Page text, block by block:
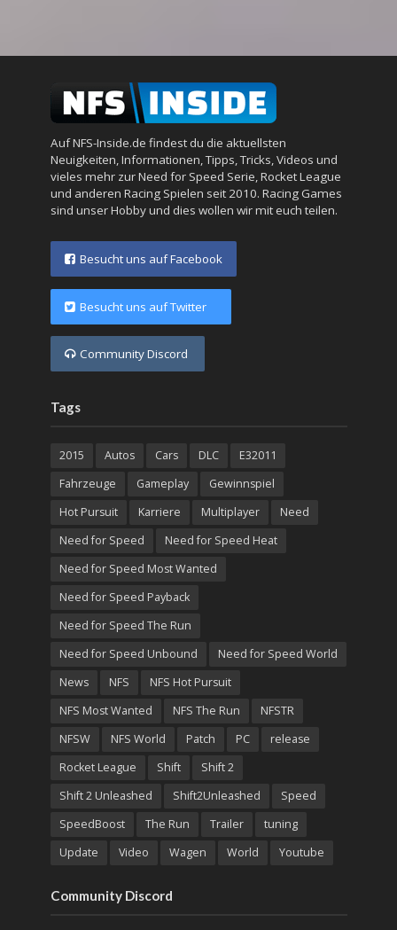
Auf NFS-Inside.de findest du die aktuellsten
Neuigkeiten, Informationen, Tipps, Tricks, Videos und
vieles mehr zur Need for Speed Serie, Rocket League
und anderen Racing Spielen seit 2010. Racing Games
sind unser Hobby und dies wollen wir mit euch teilen.
Besucht uns auf Facebook
Besucht uns auf Twitter
Community Discord
Tags
2015 Autos Cars DLC
E32011
Fahrzeuge
Gameplay
Gewinnspiel
Hot Pursuit
Karriere Multiplayer
Need
Need for Speed
Need for Speed Heat
Need for Speed Most Wanted
Need for Speed Payback
Need for Speed The Run
Need for Speed Unbound
Need for Speed World
News
NFS
NFS Hot Pursuit
NFS Most Wanted
NFS The Run
NFSTR
NFSW
NFS World Patch PC
release
Rocket League
Shift
Shift 2
Shift 2 Unleashed
Shift2Unleashed
Speed
SpeedBoost
The Run Trailer
tuning
Update
Video Wagen World Youtube
Community Discord